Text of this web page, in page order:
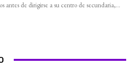
antes de dirigirse a su centro de secundaria,...